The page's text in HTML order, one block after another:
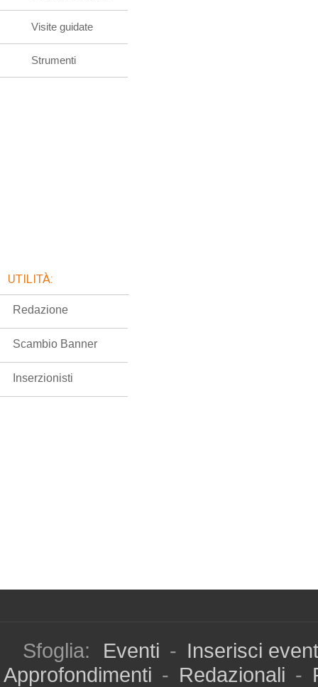
Visite guidate
Strumenti
UTILITÀ:
Redazione
Scambio Banner
Inserzionisti
Sfoglia: Eventi - Inserisci
Approfondimenti - Redazionali -